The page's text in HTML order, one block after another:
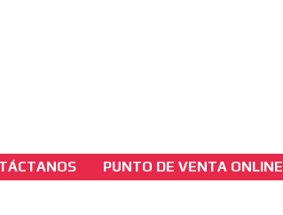
PUNTO DE VENTA ONLINE